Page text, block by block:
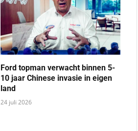
Ford topman verwacht binnen 5-
10 jaar Chinese invasie in eigen
land
24 juli 2026